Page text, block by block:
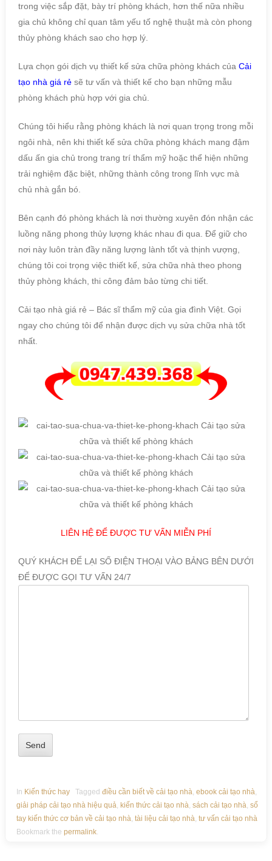
trong việc sắp đặt, bày trí phòng khách, hơn thế nữa nhiều
gia chủ không chỉ quan tâm yếu tố nghệ thuật mà còn phong
thủy phòng khách sao cho hợp lý.
Lựa chọn gói dịch vụ thiết kế sửa chữa phòng khách của Cải
tạo nhà giá rẻ sẽ tư vấn và thiết kế cho bạn những mẫu
phòng khách phù hợp với gia chủ.
Chúng tôi hiểu rằng phòng khách là nơi quan trọng trong mỗi
ngôi nhà, nên khi thiết kế sửa chữa phòng khách mang đậm
dấu ấn gia chủ trong trang trí thẩm mỹ hoặc thể hiện những
trải nghiệm đặc biệt, những thành công trong lĩnh vực mà
chủ nhà gắn bó.
Bên cạnh đó phòng khách là nơi thường xuyên đón nhận các
luồng năng phong thủy lượng khác nhau đi qua. Để giữ cho
nơi này luôn tràn đầy năng lượng lành tốt và thịnh vượng,
chúng tôi coi trọng việc thiết kế, sửa chữa nhà theo phong
thủy phòng khách, thi công đảm bảo từng chi tiết.
Cải tạo nhà giá rẻ – Bác sĩ thẩm mỹ của gia đình Việt. Gọi
ngay cho chúng tôi để nhận được dịch vụ sửa chữa nhà tốt
nhất.
LIÊN HỆ ĐỂ ĐƯỢC TƯ VẤN MIỄN PHÍ
QUÝ KHÁCH ĐỂ LẠI SỐ ĐIỆN THOẠI VÀO BẢNG BÊN DƯỚI
ĐỂ ĐƯỢC GỌI TƯ VẤN 24/7
In Kiến thức hay Tagged điều cần biết về cải tạo nhà, ebook cải tạo nhà,
giải pháp cải tạo nhà hiệu quả, kiến thức cải tạo nhà, sách cải tạo nhà, sổ
tay kiến thức cơ bản về cải tạo nhà, tài liệu cải tạo nhà, tư vấn cải tạo nhà
Bookmark the permalink.